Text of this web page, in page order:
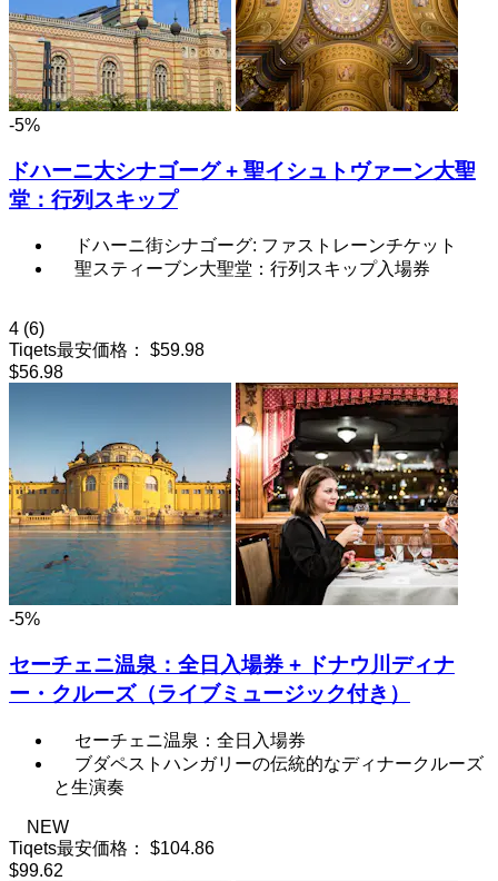
-5%
ドハーニ大シナゴーグ + 聖イシュトヴァーン大聖
堂：行列スキップ
ドハーニ街シナゴーグ: ファストレーンチケット
聖スティーブン大聖堂：行列スキップ入場券
4 (6)
Tiqets最安価格：
$59.98
$56.98
-5%
セーチェニ温泉：全日入場券 + ドナウ川ディナ
ー・クルーズ（ライブミュージック付き）
セーチェニ温泉：全日入場券
ブダペストハンガリーの伝統的なディナークルーズ
と生演奏
NEW
Tiqets最安価格：
$104.86
$99.62